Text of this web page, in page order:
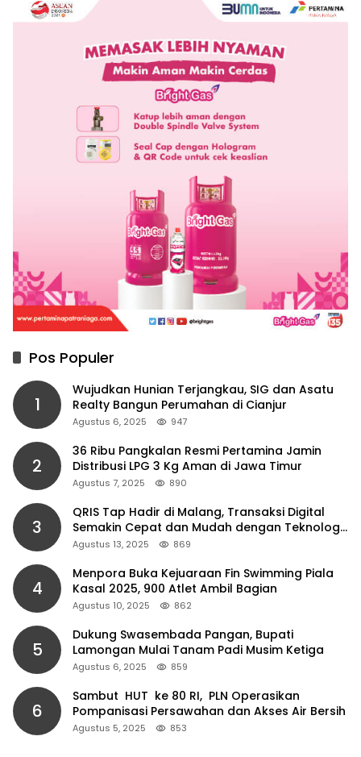
Pos Populer
1
Wujudkan Hunian Terjangkau, SIG dan Asatu
Realty Bangun Perumahan di Cianjur
Agustus 6, 2025 947
2
36 Ribu Pangkalan Resmi Pertamina Jamin
Distribusi LPG 3 Kg Aman di Jawa Timur
Agustus 7, 2025 890
3
QRIS Tap Hadir di Malang, Transaksi Digital
Semakin Cepat dan Mudah dengan Teknologi
NFC
Agustus 13, 2025 869
4
Menpora Buka Kejuaraan Fin Swimming Piala
Kasal 2025, 900 Atlet Ambil Bagian
Agustus 10, 2025 862
5
Dukung Swasembada Pangan, Bupati
Lamongan Mulai Tanam Padi Musim Ketiga
Agustus 6, 2025 859
6
Sambut HUT ke 80 RI, PLN Operasikan
Pompanisasi Persawahan dan Akses Air Bersih
Agustus 5, 2025 853